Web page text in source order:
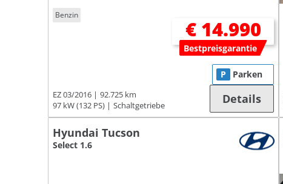
Benzin
€ 14.990
Bestpreisgarantie
EZ 03/2016
92.725 km
97 kW (132 PS)
Schaltgetriebe
P Parken
Details
Hyundai Tucson
Select 1.6